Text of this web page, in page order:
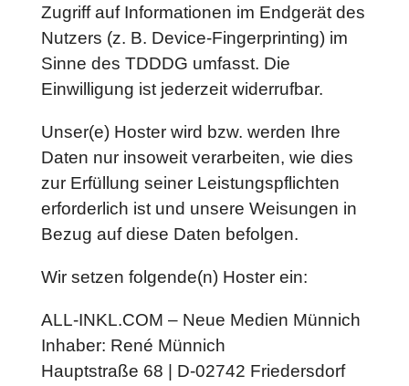
Zugriff auf Informationen im Endgerät des
Nutzers (z. B. Device-Fingerprinting) im
Sinne des TDDDG umfasst. Die
Einwilligung ist jederzeit widerrufbar.
Unser(e) Hoster wird bzw. werden Ihre
Daten nur insoweit verarbeiten, wie dies
zur Erfüllung seiner Leistungspflichten
erforderlich ist und unsere Weisungen in
Bezug auf diese Daten befolgen.
Wir setzen folgende(n) Hoster ein:
ALL-INKL.COM – Neue Medien Münnich
Inhaber: René Münnich
Hauptstraße 68 | D-02742 Friedersdorf